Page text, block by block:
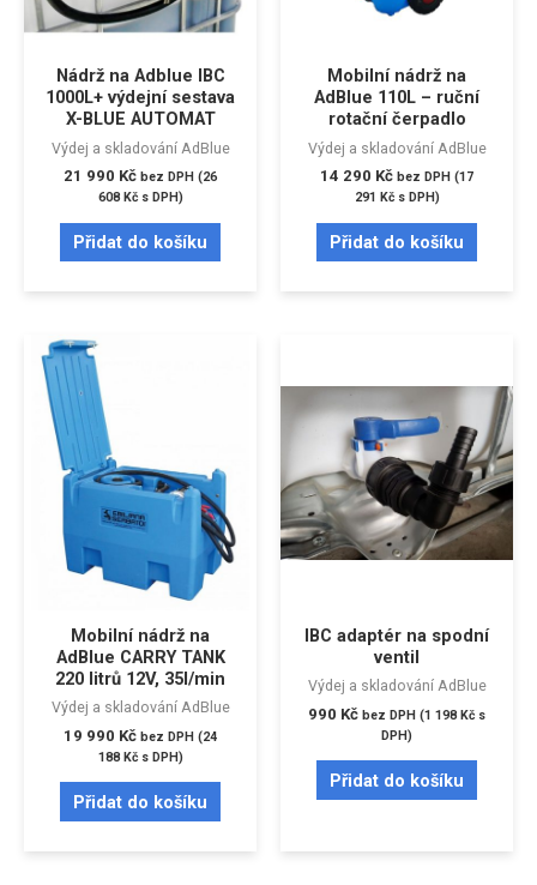
Nádrž na Adblue IBC
1000L+ výdejní sestava
X-BLUE AUTOMAT
Výdej a skladování AdBlue
21 990 Kč bez DPH (26
608 Kčs DPH)
Přidat do košíku
Mobilní nádrž na
AdBlue 110L – ruční
rotační čerpadlo
Výdej a skladování AdBlue
14 290 Kč bez DPH (17
291 Kčs DPH)
Přidat do košíku
Mobilní nádrž na
AdBlue CARRY TANK
220 litrů 12V, 35l/min
Výdej a skladování AdBlue
19 990 Kč bez DPH (24
188 Kčs DPH)
Přidat do košíku
IBC adaptér na spodní
ventil
Výdej a skladování AdBlue
990 Kč bez DPH (1 198 Kč s
DPH)
Přidat do košíku